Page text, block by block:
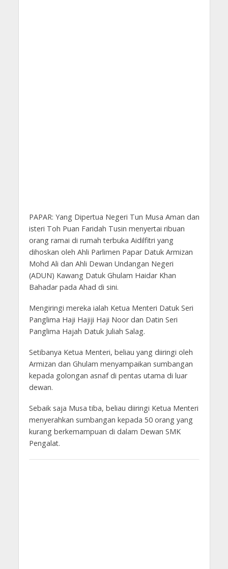
PAPAR: Yang Dipertua Negeri Tun Musa Aman dan
isteri Toh Puan Faridah Tusin menyertai ribuan
orang ramai di rumah terbuka Aidilfitri yang
dihoskan oleh Ahli Parlimen Papar Datuk Armizan
Mohd Ali dan Ahli Dewan Undangan Negeri
(ADUN) Kawang Datuk Ghulam Haidar Khan
Bahadar pada Ahad di sini.
Mengiringi mereka ialah Ketua Menteri Datuk Seri
Panglima Haji Hajiji Haji Noor dan Datin Seri
Panglima Hajah Datuk Juliah Salag.
Setibanya Ketua Menteri, beliau yang diiringi oleh
Armizan dan Ghulam menyampaikan sumbangan
kepada golongan asnaf di pentas utama di luar
dewan.
Sebaik saja Musa tiba, beliau diiringi Ketua Menteri
menyerahkan sumbangan kepada 50 orang yang
kurang berkemampuan di dalam Dewan SMK
Pengalat.